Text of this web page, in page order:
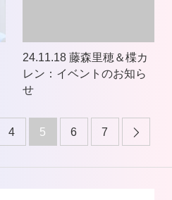
24.11.18 藤森里穂＆楪カ
レン：イベントのお知ら
せ
4 5 6 7 